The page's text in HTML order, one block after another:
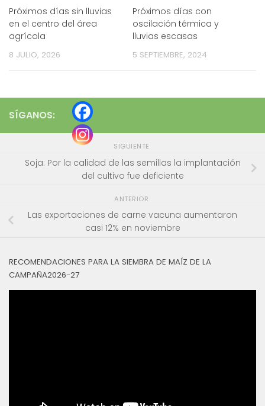
Próximos días sin lluvias
en el centro del área
agrícola
8 JULIO, 2026
Próximos días con
oscilación térmica y
lluvias escasas
5 SEPTIEMBRE, 2024
SÍGANOS:
SIGUIENTE
Soja: Por la calidad de las semillas la implantación
del cultivo fue deficiente
ANTERIOR
Las exportaciones de carne vacuna aumentaron
casi 12% en noviembre
RECOMENDACIONES PARA LA SIEMBRA DE MAÍZ DE LA
CAMPAÑA2026-27